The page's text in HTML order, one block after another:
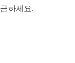
하세요.